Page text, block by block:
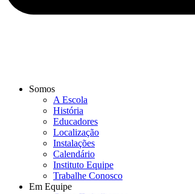
Somos
A Escola
História
Educadores
Localização
Instalações
Calendário
Instituto Equipe
Trabalhe Conosco
Em Equipe